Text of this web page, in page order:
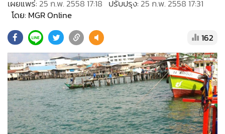
Online Section
• บันเทิง
• ผู้จัดการรายวัน
• คอลัมนิสต์
• ละคร
• CbizReview
• Cyber BIZ
• ผู้จัดกวน
เผยแพร่: 25 ก.พ. 2558 17:18 ปรับปรุง: 25 ก.พ. 2558 17:31
โดย: MGR Online
162